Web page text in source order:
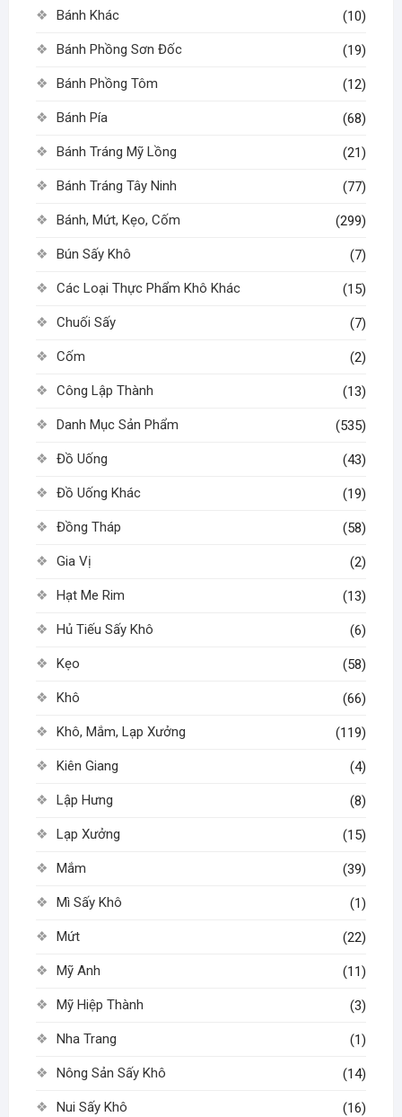
sản
phẩm
Bánh Khác (10)
Bánh Phồng Sơn Đốc (19)
Bánh Phồng Tôm (12)
Bánh Pía (68)
Bánh Tráng Mỹ Lồng (21)
Bánh Tráng Tây Ninh (77)
Bánh, Mứt, Kẹo, Cốm (299)
Bún Sấy Khô (7)
Các Loại Thực Phẩm Khô Khác (15)
Chuối Sấy (7)
Cốm (2)
Công Lập Thành (13)
Danh Mục Sản Phẩm (535)
Đồ Uống (43)
Đồ Uống Khác (19)
Đồng Tháp (58)
Gia Vị (2)
Hạt Me Rim (13)
Hủ Tiếu Sấy Khô (6)
Kẹo (58)
Khô (66)
Khô, Mắm, Lạp Xưởng (119)
Kiên Giang (4)
Lập Hưng (8)
Lạp Xưởng (15)
Mắm (39)
Mì Sấy Khô (1)
Mứt (22)
Mỹ Anh (11)
Mỹ Hiệp Thành (3)
Nha Trang (1)
Nông Sản Sấy Khô (14)
Nui Sấy Khô (16)